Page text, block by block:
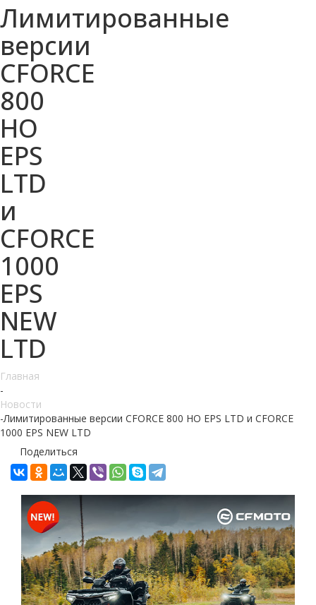
Лимитированные
версии
CFORCE
800
HO
EPS
LTD
и
CFORCE
1000
EPS
NEW
LTD
Главная
-
Новости
-Лимитированные версии CFORCE 800 HO EPS LTD и CFORCE
1000 EPS NEW LTD
Поделиться